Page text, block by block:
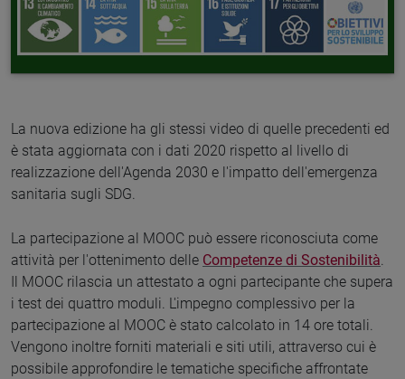
La nuova edizione ha gli stessi video di quelle precedenti ed
è stata aggiornata con i dati 2020 rispetto al livello di
realizzazione dell'Agenda 2030 e l'impatto dell'emergenza
sanitaria sugli SDG.
La partecipazione al MOOC può essere riconosciuta come
attività per l'ottenimento delle Competenze di Sostenibilità.
Il MOOC rilascia un attestato a ogni partecipante che supera
i test dei quattro moduli. L'impegno complessivo per la
partecipazione al MOOC è stato calcolato in 14 ore totali.
Vengono inoltre forniti materiali e siti utili, attraverso cui è
possibile approfondire le tematiche specifiche affrontate